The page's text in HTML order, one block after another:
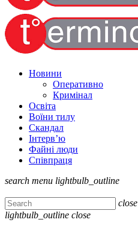
Новини
Оперативно
Кримінал
Освіта
Воїни тилу
Скандал
Інтерв’ю
Файні люди
Співпраця
search menu lightbulb_outline
close
lightbulb_outline close